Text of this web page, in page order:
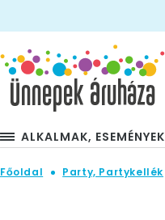
ALKALMAK, ESEMÉNYEK
Főoldal Party, Partykellék